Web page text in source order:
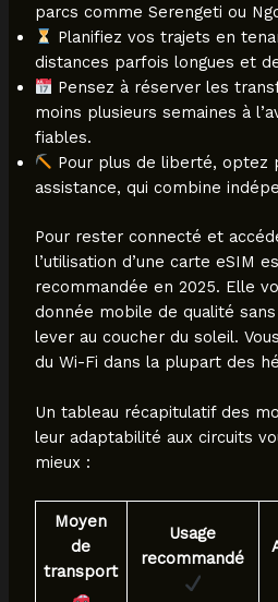
parcs comme Serengeti ou
Planifiez vos trajets en
distances parfois longues et
Pensez à réserver les
moins plusieurs semaines à
fiables.
Pour plus de liberté, optez
assistance, qui combine
Pour rester connecté et
l’utilisation d’une carte eSIM
recommandée en 2025. Elle
donnée mobile de qualité
lever au coucher du soleil.
du Wi-Fi dans la plupart des
Un tableau récapitulatif des
leur adaptabilité aux circuits
mieux :
Moyen
de
transport
Usage
recommandé